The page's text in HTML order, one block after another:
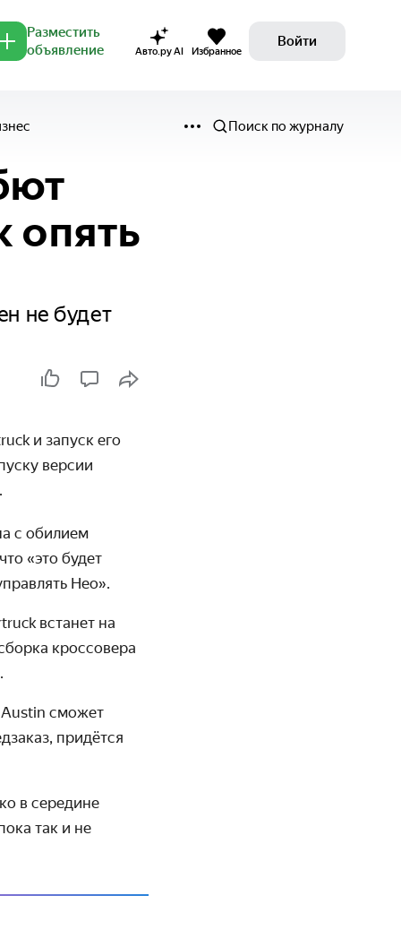
Разместить
объявление
Авто.ру AI Избранное
Войти
Поиск по журналу
опять
не будет
и запуск его
версии
с обилием
«это будет
Нео».
встанет на
кроссовера
сможет
придётся
в середине
так и не